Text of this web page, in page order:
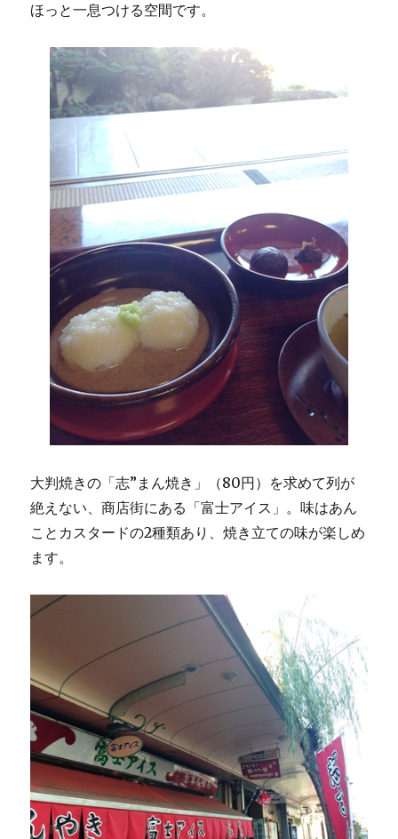
ほっと一息つける空間です。
大判焼きの「志”まん焼き」（80円）を求めて列が
絶えない、商店街にある「富士アイス」。味はあん
ことカスタードの2種類あり、焼き立ての味が楽しめ
ます。